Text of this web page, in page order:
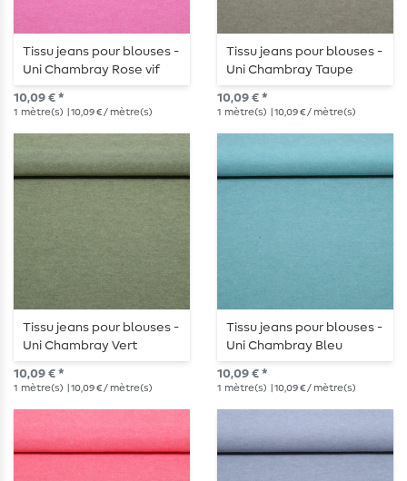
Tissu jeans pour blouses -
Uni Chambray Rose vif
10,09 € *
1 mètre(s) | 10,09 € / mètre(s)
Tissu jeans pour blouses -
Uni Chambray Taupe
10,09 € *
1 mètre(s) | 10,09 € / mètre(s)
Tissu jeans pour blouses -
Uni Chambray Vert
10,09 € *
1 mètre(s) | 10,09 € / mètre(s)
Tissu jeans pour blouses -
Uni Chambray Bleu
10,09 € *
1 mètre(s) | 10,09 € / mètre(s)